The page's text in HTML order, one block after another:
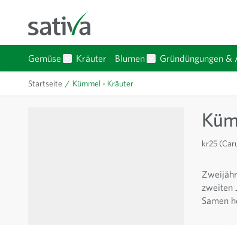
Gemüse
Kräuter
Blumen
Gründüngungen &
Startseite / Kümmel - Kräuter
kr25
zweiten
Samen